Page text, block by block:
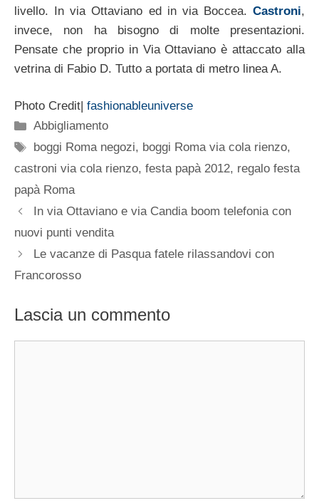
livello. In via Ottaviano ed in via Boccea. Castroni,
invece, non ha bisogno di molte presentazioni.
Pensate che proprio in Via Ottaviano è attaccato alla
vetrina di Fabio D. Tutto a portata di metro linea A.
Photo Credit| fashionableuniverse
Categorie
Abbigliamento
Tag
boggi Roma negozi, boggi Roma via cola rienzo,
castroni via cola rienzo, festa papà 2012, regalo festa
papà Roma
In via Ottaviano e via Candia boom telefonia con
nuovi punti vendita
Le vacanze di Pasqua fatele rilassandovi con
Francorosso
Lascia un commento